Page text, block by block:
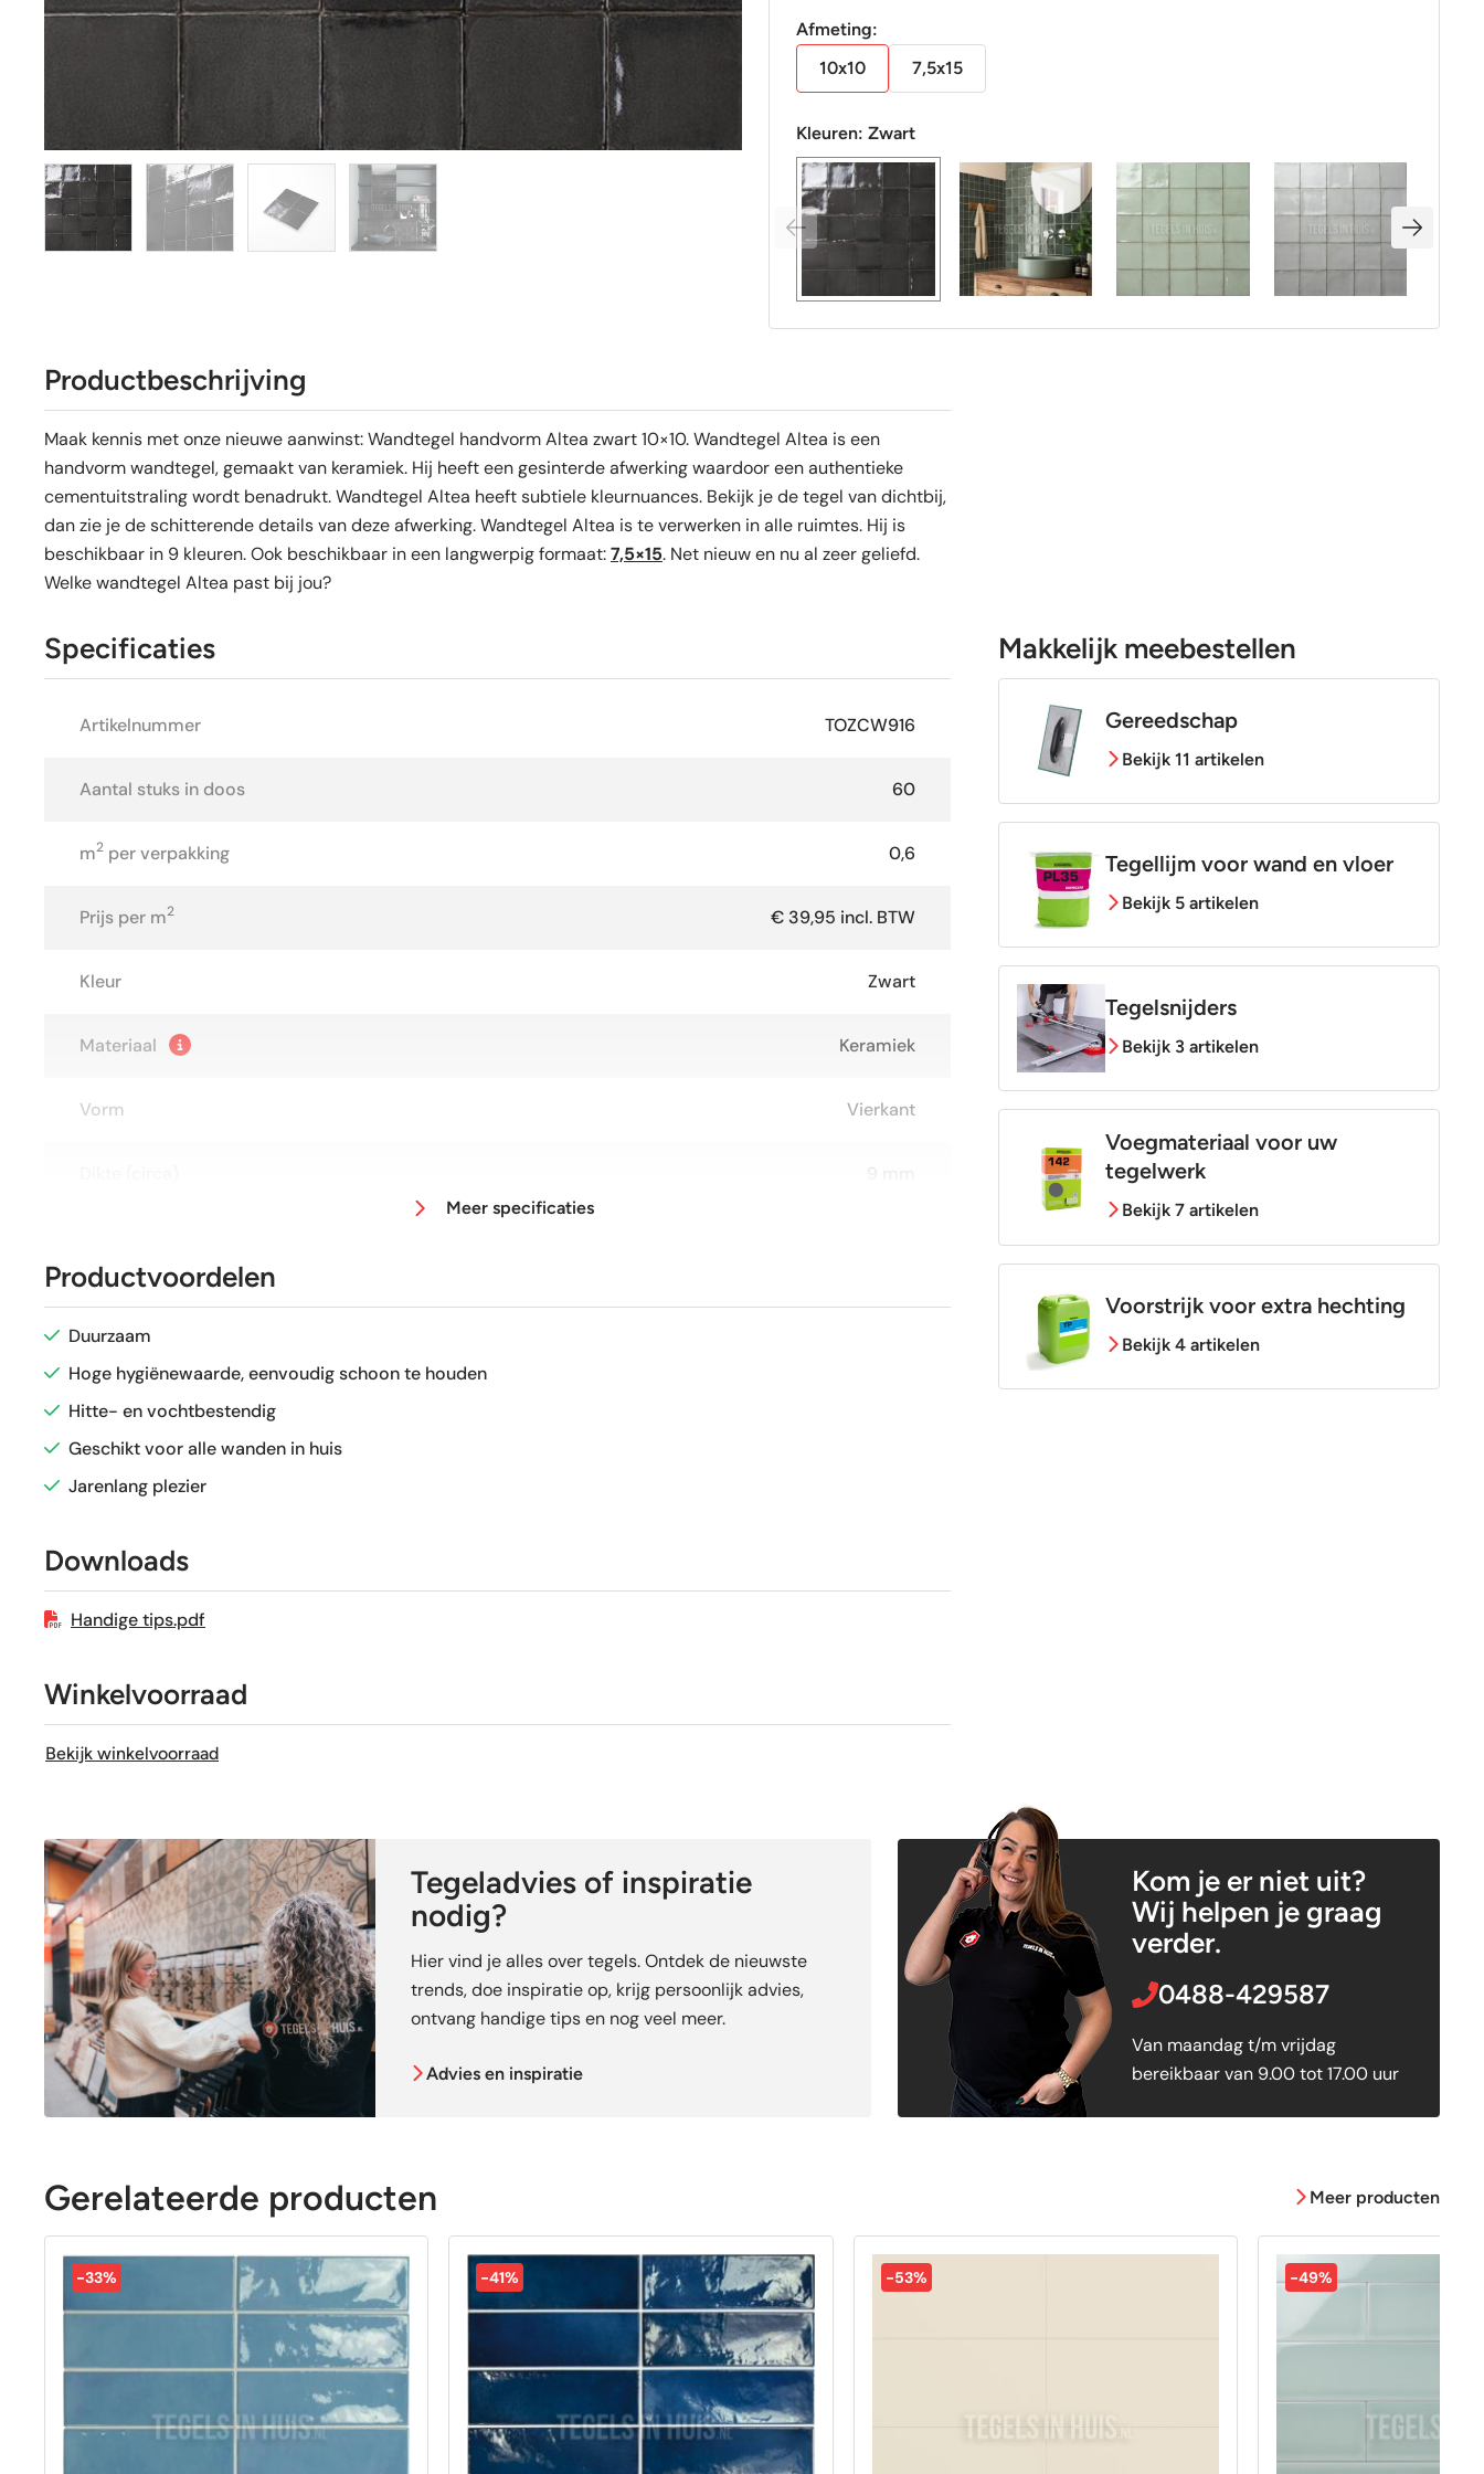
Afmeting:
10x10
7,5x15
Kleuren: Zwart
Productbeschrijving
Maak kennis met onze nieuwe aanwinst: Wandtegel handvorm Altea zwart 10×10. Wandtegel Altea is een
handvorm wandtegel, gemaakt van keramiek. Hij heeft een gesinterde afwerking waardoor een authentieke
cementuitstraling wordt benadrukt. Wandtegel Altea heeft subtiele kleurnuances. Bekijk je de tegel van dichtbij,
dan zie je de schitterende details van deze afwerking. Wandtegel Altea is te verwerken in alle ruimtes. Hij is
beschikbaar in 9 kleuren. Ook beschikbaar in een langwerpig formaat:7,5×15. Net nieuw en nu al zeer geliefd.
Welke wandtegel Altea past bij jou?
Specificaties
Artikelnummer TOZCW916
Aantal stuks in doos 60
m2 per verpakking 0,6
Prijs per m2 € 39,95 incl. BTW
Kleur Zwart
Materiaal Keramiek
Vorm Vierkant
Glans / Mat glans
Gerectificeerd
Sortering
Craquelé
Meer specificaties
Productvoordelen
Duurzaam
Hoge hygiënewaarde, eenvoudig schoon te houden
Hitte- en vochtbestendig
Geschikt voor alle wanden in huis
Jarenlang plezier
Downloads
Handige tips.pdf
Winkelvoorraad
Bekijk winkelvoorraad
Makkelijk meebestellen
Gereedschap
Bekijk 11 artikelen
Tegellijm voor wand en vloer
Bekijk 5 artikelen
Tegelsnijders
Bekijk 3 artikelen
Voegmateriaal voor uw
tegelwerk
Bekijk 7 artikelen
Voorstrijk voor extra hechting
Bekijk 4 artikelen
Tegeladvies of inspiratie
nodig?
Hier vind je alles over tegels. Ontdek de nieuwste
trends, doe inspiratie op, krijg persoonlijk advies,
ontvang handige tips en nog veel meer.
Advies en inspiratie
Kom je er niet uit?
Wij helpen je graag
verder.
0488-429587
Van maandag t/m vrijdag
bereikbaar van 9.00 tot 17.00 uur
Gerelateerde producten Meer producten
-33% -41% -53% -49%